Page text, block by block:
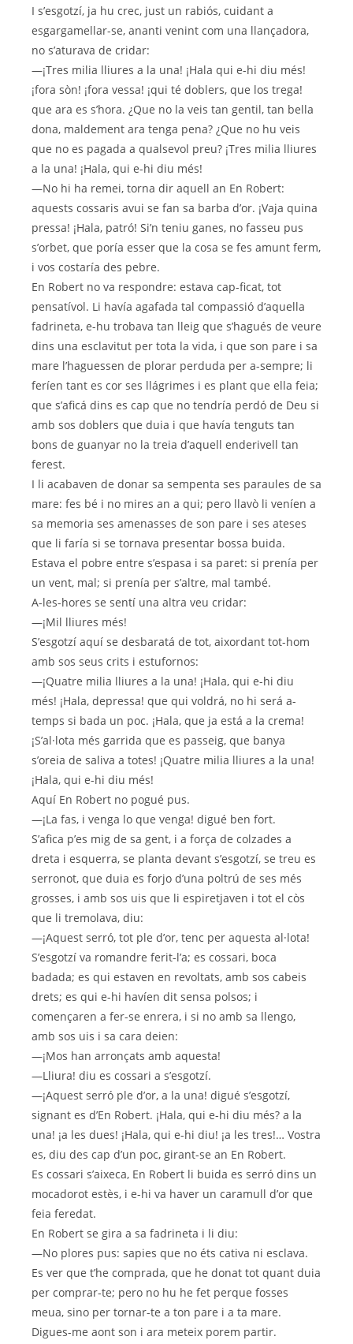
I s’esgotzí, ja hu crec, just un rabiós, cuidant a
esgargamellar-se, ananti venint com una llançadora,
no s’aturava de cridar:
—¡Tres milia lliures a la una! ¡Hala qui e-hi diu més!
¡fora sòn! ¡fora vessa! ¡qui té doblers, que los trega!
que ara es s’hora. ¿Que no la veis tan gentil, tan bella
dona, maldement ara tenga pena? ¿Que no hu veis
que no es pagada a qualsevol preu? ¡Tres milia lliures
a la una! ¡Hala, qui e-hi diu més!
—No hi ha remei, torna dir aquell an En Robert:
aquests cossaris avui se fan sa barba d’or. ¡Vaja quina
pressa! ¡Hala, patró! Si’n teniu ganes, no fasseu pus
s’orbet, que poría esser que la cosa se fes amunt ferm,
i vos costaría des pebre.
En Robert no va respondre: estava cap-ficat, tot
pensatívol. Li havía agafada tal compassió d’aquella
fadrineta, e-hu trobava tan lleig que s’hagués de veure
dins una esclavitut per tota la vida, i que son pare i sa
mare l’haguessen de plorar perduda per a-sempre; li
feríen tant es cor ses llágrimes i es plant que ella feia;
que s’aficá dins es cap que no tendría perdó de Deu si
amb sos doblers que duia i que havía tenguts tan
bons de guanyar no la treia d’aquell enderivell tan
ferest.
I li acabaven de donar sa sempenta ses paraules de sa
mare: fes bé i no mires an a qui; pero llavò li veníen a
sa memoria ses amenasses de son pare i ses ateses
que li faría si se tornava presentar bossa buida.
Estava el pobre entre s’espasa i sa paret: si prenía per
un vent, mal; si prenía per s’altre, mal també.
A-les-hores se sentí una altra veu cridar:
—¡Mil lliures més!
S’esgotzí aquí se desbaratá de tot, aixordant tot-hom
amb sos seus crits i estufornos:
—¡Quatre milia lliures a la una! ¡Hala, qui e-hi diu
més! ¡Hala, depressa! que qui voldrá, no hi será a-
temps si bada un poc. ¡Hala, que ja está a la crema!
¡S’al·lota més garrida que es passeig, que banya
s’oreia de saliva a totes! ¡Quatre milia lliures a la una!
¡Hala, qui e-hi diu més!
Aquí En Robert no pogué pus.
—¡La fas, i venga lo que venga! digué ben fort.
S’afica p’es mig de sa gent, i a força de colzades a
dreta i esquerra, se planta devant s’esgotzí, se treu es
serronot, que duia es forjo d’una poltrú de ses més
grosses, i amb sos uis que li espiretjaven i tot el còs
que li tremolava, diu:
—¡Aquest serró, tot ple d’or, tenc per aquesta al·lota!
S’esgotzí va romandre ferit-l’a; es cossari, boca
badada; es qui estaven en revoltats, amb sos cabeis
drets; es qui e-hi havíen dit sensa polsos; i
començaren a fer-se enrera, i si no amb sa llengo,
amb sos uis i sa cara deien:
—¡Mos han arronçats amb aquesta!
—Lliura! diu es cossari a s’esgotzí.
—¡Aquest serró ple d’or, a la una! digué s’esgotzí,
signant es d’En Robert. ¡Hala, qui e-hi diu més? a la
una! ¡a les dues! ¡Hala, qui e-hi diu! ¡a les tres!… Vostra
es, diu des cap d’un poc, girant-se an En Robert.
Es cossari s’aixeca, En Robert li buida es serró dins un
mocadorot estès, i e-hi va haver un caramull d’or que
feia feredat.
En Robert se gira a sa fadrineta i li diu:
—No plores pus: sapies que no éts cativa ni esclava.
Es ver que t’he comprada, que he donat tot quant duia
per comprar-te; pero no hu he fet perque fosses
meua, sino per tornar-te a ton pare i a ta mare.
Digues-me aont son i ara meteix porem partir.